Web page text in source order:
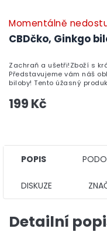
CBDčko, Ginkgo
Momentálně
199 Kč
Zachraň a ušetři!Zboží s
Představujeme vám náš
biloby! Tento úžasný
POPIS
DISKUZE
Detailní